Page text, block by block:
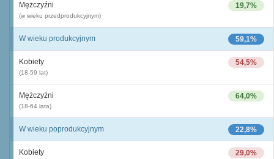
19,7%
Mężczyźni
(w wieku przedprodukcyjnym)
59,1%
W wieku produkcyjnym
54,5%
Kobiety
(18-59 lat)
64,0%
Mężczyźni
(18-64 lata)
22,8%
W wieku poprodukcyjnym
29,0%
Kobiety